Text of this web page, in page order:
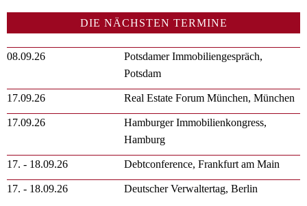
DIE NÄCHSTEN TERMINE
08.09.26
Potsdamer Immobiliengespräch,
Potsdam
17.09.26 Real Estate Forum München, München
17.09.26
Hamburger Immobilienkongress,
Hamburg
17. - 18.09.26 Debtconference, Frankfurt am Main
17. - 18.09.26
Deutscher Verwaltertag, Berlin